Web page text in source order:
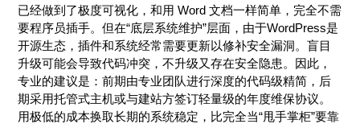
已经做到了极度可视化，和用 Word 文档一样简单，完全不需
要程序员插手。但在“底层系统维护”层面，由于WordPress是
开源生态，插件和系统经常需要更新以修补安全漏洞。盲目
升级可能会导致代码冲突，不升级又存在安全隐患。因此，
专业的建议是：前期由专业团队进行深度的代码级精简，后
期采用托管式主机或与建站方签订轻量级的年度维保协议。
用极低的成本换取长期的系统稳定，比完全当“甩手掌柜”要靠